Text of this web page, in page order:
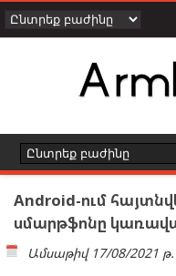
Android-ում
սմարթֆոնը
Ամսաթիվ 17/08/2021 թ.